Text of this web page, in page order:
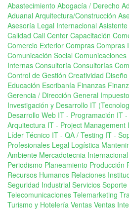
Abastecimiento Abogacía / Derecho
Aduanal Arquitectura/Construcción
Asesoría Legal Internacional
Calidad Call Center Capacitación
Comercio Exterior Compras Compras
Comunicación Social Comunicaciones
Internas Consultoría Consultorías
Control de Gestión Creatividad Diseño
Educación Escribanía Finanzas
Gerencia / Dirección General
Investigación y Desarrollo IT
Desarrollo Web IT - Programación IT
Arquitectura IT - Project Management
Líder Técnico IT - QA / Testing IT -
Profesionales Legal Logística
Ambiente Mercadotecnia Internacional
Periodismo Planeamiento Producción
Recursos Humanos Relaciones
Seguridad Industrial Servicios Soporte
Telecomunicaciones Telemarketing
Turismo y Hotelería Ventas Ventas